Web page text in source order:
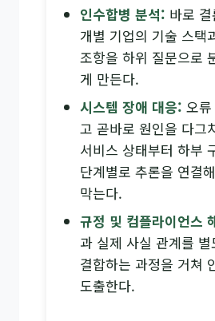
인수합병 분석: 바로
개별 기업의 기술 스택
조항을 하위 질문으로
게 만든다.
시스템 장애 대응: 오
고 곧바로 원인을 다그
서비스 상태부터 하부
단계별로 추론을 연결
막는다.
규정 및 컴플라이언스
과 실제 사실 관계를
결합하는 과정을 거쳐
도출한다.